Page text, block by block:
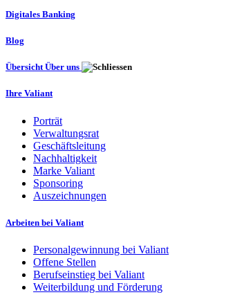
Digitales Banking
Blog
Übersicht Über uns
Ihre Valiant
Porträt
Verwaltungsrat
Geschäftsleitung
Nachhaltigkeit
Marke Valiant
Sponsoring
Auszeichnungen
Arbeiten bei Valiant
Personalgewinnung bei Valiant
Offene Stellen
Berufseinstieg bei Valiant
Weiterbildung und Förderung